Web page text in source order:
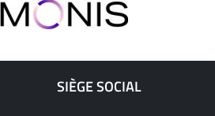
SIÈGE SOCIAL